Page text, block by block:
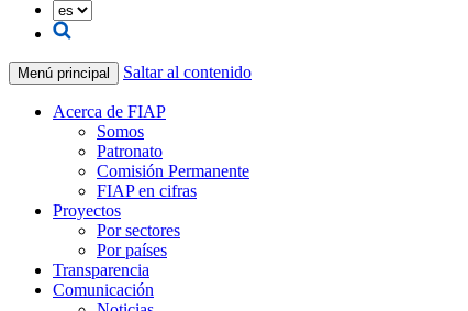
Menú principal Saltar al contenido
Acerca de FIAP
Somos
Patronato
Comisión Permanente
FIAP en cifras
Proyectos
Por sectores
Por países
Transparencia
Comunicación